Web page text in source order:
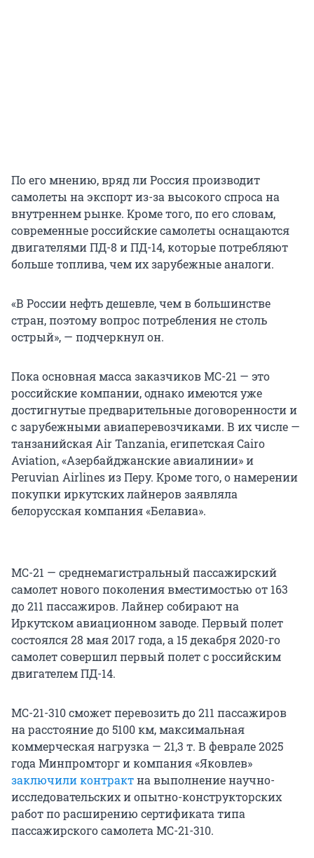
По его мнению, вряд ли Россия производит
самолеты на экспорт из-за высокого спроса на
внутреннем рынке. Кроме того, по его словам,
современные российские самолеты оснащаются
двигателями ПД-8 и ПД-14, которые потребляют
больше топлива, чем их зарубежные аналоги.
«В России нефть дешевле, чем в большинстве
стран, поэтому вопрос потребления не столь
острый», — подчеркнул он.
Пока основная масса заказчиков МС-21 — это
российские компании, однако имеются уже
достигнутые предварительные договоренности и
с зарубежными авиаперевозчиками. В их числе —
танзанийская Air Tanzania, египетская Cairo
Aviation, «Азербайджанские авиалинии» и
Peruvian Airlines из Перу. Кроме того, о намерении
покупки иркутских лайнеров заявляла
белорусская компания «Белавиа».
МС-21 — среднемагистральный пассажирский
самолет нового поколения вместимостью от 163
до 211 пассажиров. Лайнер собирают на
Иркутском авиационном заводе. Первый полет
состоялся 28 мая 2017 года, а 15 декабря 2020-го
самолет совершил первый полет с российским
двигателем ПД-14.
МС-21-310 сможет перевозить до 211 пассажиров
на расстояние до 5100 км, максимальная
коммерческая нагрузка — 21,3 т. В феврале 2025
года Минпромторг и компания «Яковлев»
заключили контрактна выполнение научно-
исследовательских и опытно-конструкторских
работ по расширению сертификата типа
пассажирского самолета МС-21-310.